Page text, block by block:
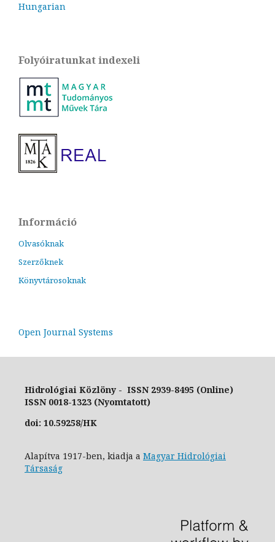
Hungarian
Folyóiratunkat indexeli
Információ
Olvasóknak
Szerzőknek
Könyvtárosoknak
Open Journal Systems
Hidrológiai Közlöny - ISSN 2939-8495 (Online)
ISSN 0018-1323 (Nyomtatott)
doi: 10.59258/HK
Alapítva 1917-ben, kiadja a Magyar Hidrológiai
Társaság